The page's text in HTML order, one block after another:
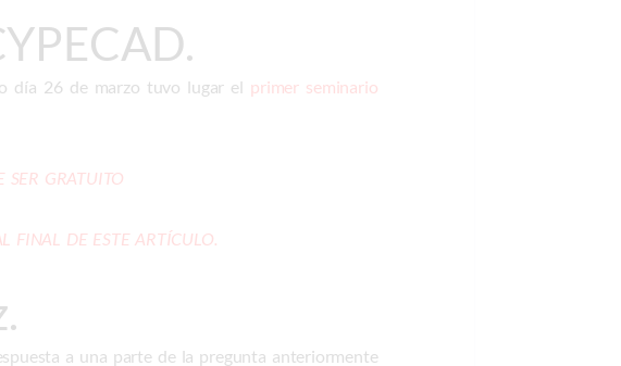
día 26 de marzo tuvo lugar el primer seminario
SER GRATUITO
FINAL DE ESTE ARTÍCULO.
a una parte de la pregunta anteriormente